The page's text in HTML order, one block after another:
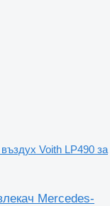
Voith LP490 за
Mercedes-